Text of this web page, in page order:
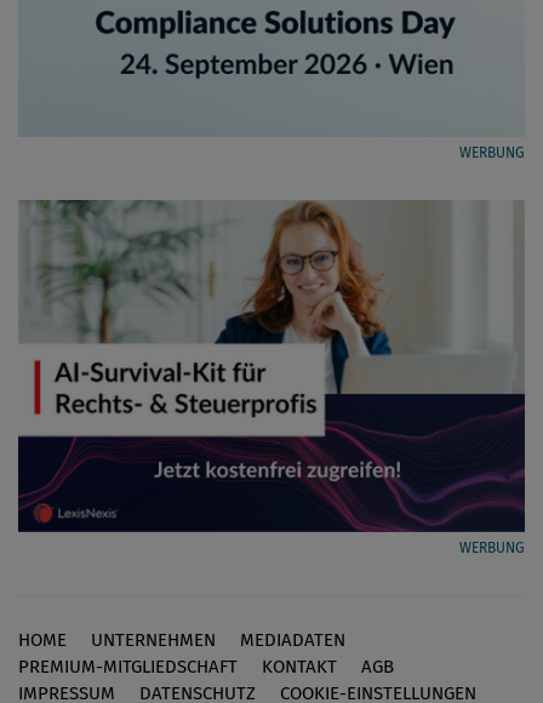
WERBUNG
WERBUNG
Footer
HOME UNTERNEHMEN
MEDIADATEN
PREMIUM-MITGLIEDSCHAFT
KONTAKT
AGB
IMPRESSUM
DATENSCHUTZ COOKIE-EINSTELLUNGEN